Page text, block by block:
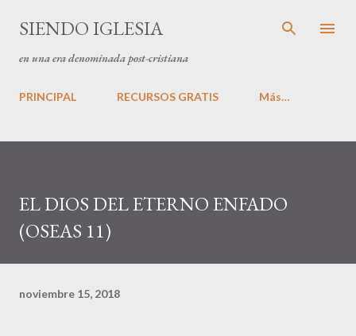
Ir al contenido principal
SIENDO IGLESIA
en una era denominada post-cristiana
PRINCIPAL RECURSOS GRATIS Más…
EL DIOS DEL ETERNO ENFADO
(OSEAS 11)
noviembre 15, 2018